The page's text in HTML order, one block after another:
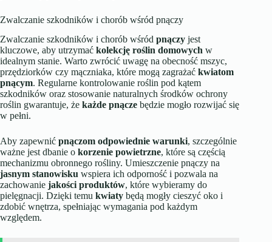
Zwalczanie szkodników i chorób wśród pnączy
Zwalczanie szkodników i chorób wśród pnączy jest
kluczowe, aby utrzymać kolekcję roślin domowych w
idealnym stanie. Warto zwrócić uwagę na obecność mszyc,
przędziorków czy mączniaka, które mogą zagrażać kwiatom
pnącym. Regularne kontrolowanie roślin pod kątem
szkodników oraz stosowanie naturalnych środków ochrony
roślin gwarantuje, że każde pnącze będzie mogło rozwijać się
w pełni.
Aby zapewnić pnączom odpowiednie warunki, szczególnie
ważne jest dbanie o korzenie powietrzne, które są częścią
mechanizmu obronnego rośliny. Umieszczenie pnączy na
jasnym stanowisku wspiera ich odporność i pozwala na
zachowanie jakości produktów, które wybieramy do
pielęgnacji. Dzięki temu kwiaty będą mogły cieszyć oko i
zdobić wnętrza, spełniając wymagania pod każdym
względem.